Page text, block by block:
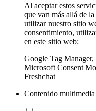
Al aceptar estos
que van más allá de
utilizar nuestro sitio
consentimiento,
en este sitio web:
Google Tag
Microsoft Consent
Freshchat
Contenido